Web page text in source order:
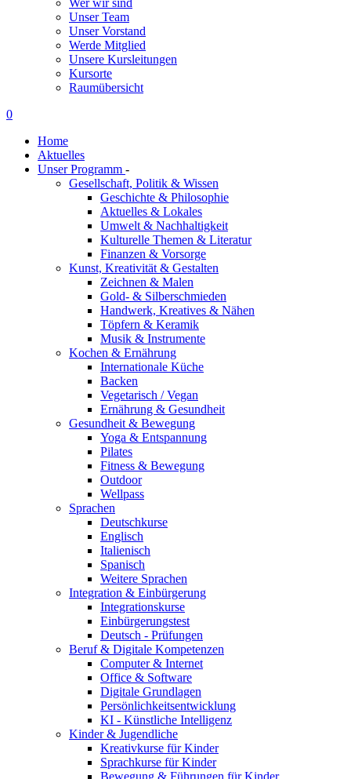
Wer wir sind
Unser Team
Unser Vorstand
Werde Mitglied
Unsere Kursleitungen
Kursorte
Raumübersicht
0
Home
Aktuelles
Unser Programm -
Gesellschaft, Politik & Wissen
Geschichte & Philosophie
Aktuelles & Lokales
Umwelt & Nachhaltigkeit
Kulturelle Themen & Literatur
Finanzen & Vorsorge
Kunst, Kreativität & Gestalten
Zeichnen & Malen
Gold- & Silberschmieden
Handwerk, Kreatives & Nähen
Töpfern & Keramik
Musik & Instrumente
Kochen & Ernährung
Internationale Küche
Backen
Vegetarisch / Vegan
Ernährung & Gesundheit
Gesundheit & Bewegung
Yoga & Entspannung
Pilates
Fitness & Bewegung
Outdoor
Wellpass
Sprachen
Deutschkurse
Englisch
Italienisch
Spanisch
Weitere Sprachen
Integration & Einbürgerung
Integrationskurse
Einbürgerungstest
Deutsch - Prüfungen
Beruf & Digitale Kompetenzen
Computer & Internet
Office & Software
Digitale Grundlagen
Persönlichkeitsentwicklung
KI - Künstliche Intelligenz
Kinder & Jugendliche
Kreativkurse für Kinder
Sprachkurse für Kinder
Bewegung & Führungen für Kinder